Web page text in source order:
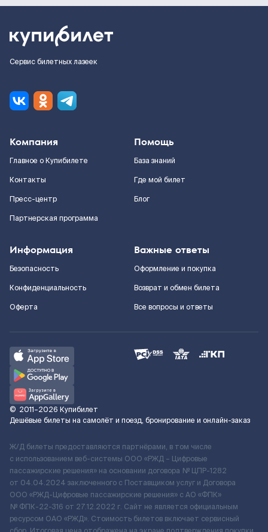
Сервис билетных лазеек
Компания
Главное о Купибилете
Контакты
Пресс-центр
Партнерская программа
Помощь
База знаний
Где мой билет
Блог
Информация
Безопасность
Конфиденциальность
Оферта
Важные ответы
Оформление и покупка
Возврат и обмен билета
Все вопросы и ответы
© 2011–2026 Купибилет
Дешёвые билеты на самолёт и поезд, бронирование и онлайн-заказ
Ж/Д билеты предоставляются партнёрами, в том числе
с использованием веб-системы ООО «РЖД – Цифровые
пассажирские решения» на основании договора № ЦПР-1282
от 04.04.2024 заключенного с Поставщиком услуг и Договора
ООО «РЖД-Цифровые пассажирские решения» c АО «ФПК»
№ ФПК-22-316 от 27.12.2022 г. Сайт не является официальным
ресурсом ОАО «РЖД». Стоимость билетов включает сервисный